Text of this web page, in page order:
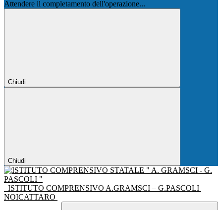
Attendere il completamento dell'operazione...
Chiudi
Chiudi
ISTITUTO COMPRENSIVO A.GRAMSCI – G.PASCOLI
NOICATTARO